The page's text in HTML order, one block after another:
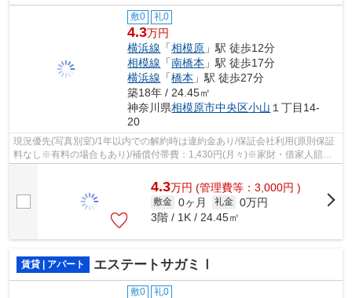
敷0 礼0
4.3万円
横浜線 「相模原 」駅 徒歩12分
相模線 「南橋本 」駅 徒歩17分
横浜線 「橋本 」駅 徒歩27分
築18年 / 24.45㎡
神奈川県相模原市中央区小山 １丁目14-
20
現況優先(写真別室)/1年以内での解約時は違約金あり/保証会社利用(原則保証
料なし※有料の場合もあり)/補償付帯費：1,430円(月々)※家財・借家人賠
4.3万円 (管理費等：3,000円 )
敷金 0ヶ月 礼金 0万円
3階 / 1K / 24.45㎡
賃貸 | アパート エステートサガミⅠ
敷0 礼0